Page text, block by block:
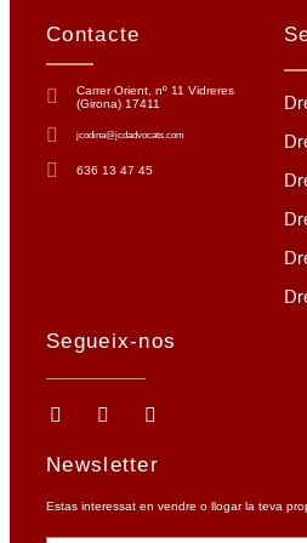
Contacte
Carrer Orient, nº 11 Vidreres
(Girona) 17411
jcodina@jcdadvocats.com
636 13 47 45
Segueix-nos
Newsletter
Estas interessat en vendre o llogar la teva